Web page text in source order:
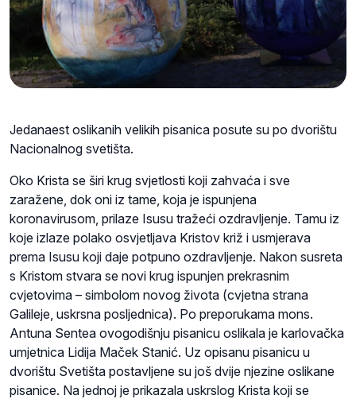
Jedanaest oslikanih velikih pisanica posute su po dvorištu
Nacionalnog svetišta.
Oko Krista se širi krug svjetlosti koji zahvaća i sve
zaražene, dok oni iz tame, koja je ispunjena
koronavirusom, prilaze Isusu tražeći ozdravljenje. Tamu iz
koje izlaze polako osvjetljava Kristov križ i usmjerava
prema Isusu koji daje potpuno ozdravljenje. Nakon susreta
s Kristom stvara se novi krug ispunjen prekrasnim
cvjetovima – simbolom novog života (cvjetna strana
Galileje, uskrsna posljednica). Po preporukama mons.
Antuna Sentea ovogodišnju pisanicu oslikala je karlovačka
umjetnica Lidija Maček Stanić. Uz opisanu pisanicu u
dvorištu Svetišta postavljene su još dvije njezine oslikane
pisanice. Na jednoj je prikazala uskrslog Krista koji se